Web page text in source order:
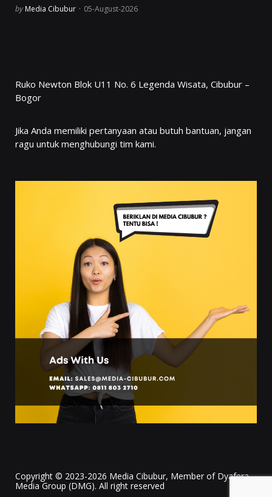
Posted
by Media Cibubur 05-August-2026
Ruko Newton Blok U11 No. 6 Legenda Wisata, Cibubur –
Bogor
Jika Anda memiliki pertanyaan atau butuh bantuan, jangan
ragu untuk menghubungi tim kami.
Copyright © 2023-2026 Media Cibubur, Member of Dyafera
Media Group (DMG). All right reserved